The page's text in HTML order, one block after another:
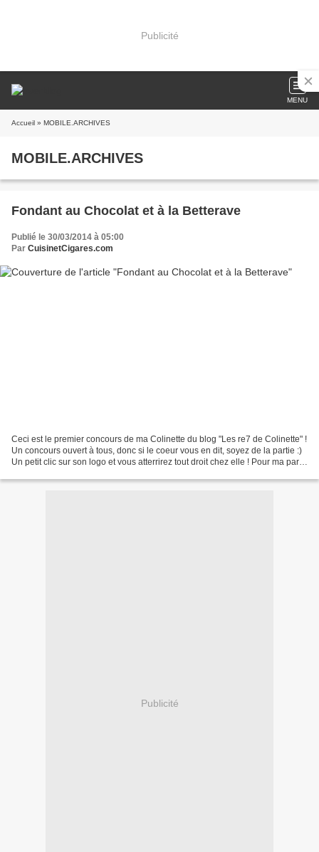
Publicité
MENU
Accueil » MOBILE.ARCHIVES
MOBILE.ARCHIVES
Fondant au Chocolat et à la Betterave
Publié le 30/03/2014 à 05:00
Par CuisinetCigares.com
Ceci est le premier concours de ma Colinette du blog "Les re7 de Colinette" !
Un concours ouvert à tous, donc si le coeur vous en dit, soyez de la partie :)
Un petit clic sur son logo et vous atterrirez tout droit chez elle ! Pour ma part,
Publicité